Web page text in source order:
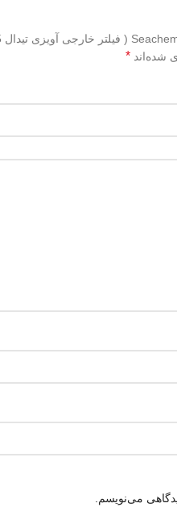
شده‌اند *
می‌نویسم.